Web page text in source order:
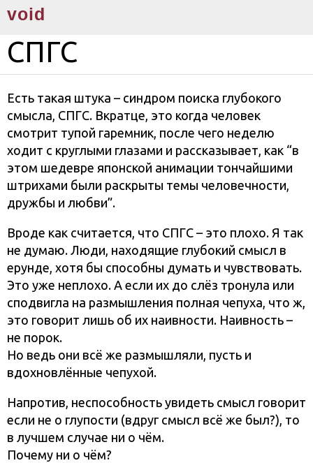
void
СПГС
Есть такая штука – синдром поиска глубокого
смысла, СПГС. Вкратце, это когда человек
смотрит тупой гаремник, после чего неделю
ходит с круглыми глазами и рассказывает, как “в
этом шедевре японской анимации тончайшими
штрихами были раскрыты темы человечности,
дружбы и любви”.
Вроде как считается, что СПГС – это плохо. Я так
не думаю. Люди, находящие глубокий смысл в
ерунде, хотя бы способны думать и чувствовать.
Это уже неплохо. А если их до слёз тронула или
сподвигла на размышления полная чепуха, что ж,
это говорит лишь об их наивности. Наивность –
не порок.
Но ведь они всё же размышляли, пусть и
вдохновлённые чепухой.
Напротив, неспособность увидеть смысл говорит
если не о глупости (вдруг смысл всё же был?), то
в лучшем случае ни о чём.
Почему ни о чём?